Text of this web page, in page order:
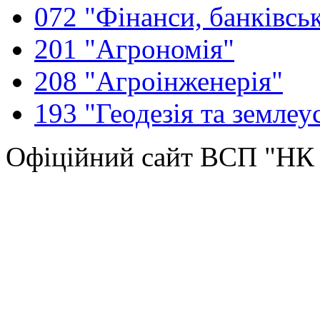
072 "Фінанси,
201 "Агрономія"
208 "Агроінженерія"
193 "Геодезія та
Офіційний сайт ВСП